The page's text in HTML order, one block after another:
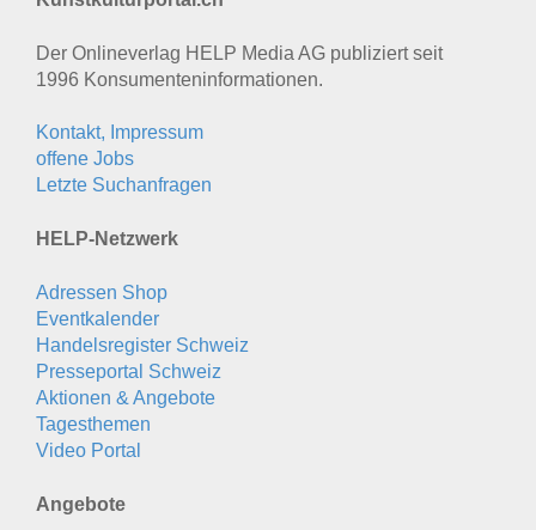
Der Onlineverlag HELP Media AG publiziert seit
1996 Konsumenten­informationen.
Kontakt, Impressum
offene Jobs
Letzte Suchanfragen
HELP-Netzwerk
Adressen Shop
Eventkalender
Handelsregister Schweiz
Presseportal Schweiz
Aktionen & Angebote
Tagesthemen
Video Portal
Angebote